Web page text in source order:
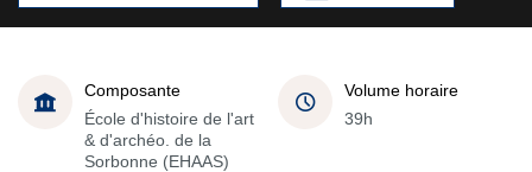
Composante
École d'histoire de l'art
& d'archéo. de la
Sorbonne (EHAAS)
Volume horaire
39h